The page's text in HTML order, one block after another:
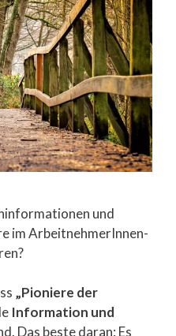
und
im ArbeitnehmerInnen-
„Pioniere der
Information und
Das beste daran: Es